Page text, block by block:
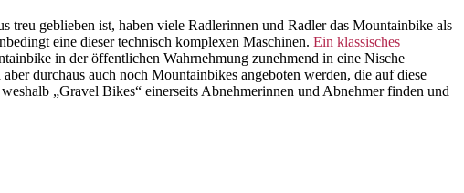
geblieben ist, haben viele Radlerinnen und Radler das Mountainbike als
eine dieser technisch komplexen Maschinen. Ein klassisches
in der öffentlichen Wahrnehmung zunehmend in eine Nische
durchaus auch noch Mountainbikes angeboten werden, die auf diese
„Gravel Bikes“ einerseits Abnehmerinnen und Abnehmer finden und